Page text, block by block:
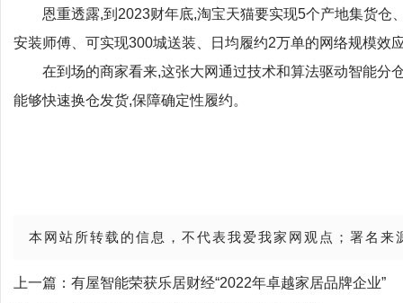
恩重透露,到2023财年底,淘宝天猫要实现5个产地集货
安装师傅、可实现300城送装、日均履约2万单的网络规模效
在到场的商家看来,这张大网通过技术和算法驱动智能分
能够快速换仓发货,保障确定性履约。
本网站所转载的信息，不代表我爱我家网观点；署名来
上一篇： 有屋智能荣获乐居财经“2022年卓越家居品牌企业”